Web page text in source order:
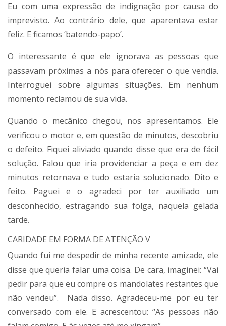
Eu com uma expressão de indignação por causa do
imprevisto. Ao contrário dele, que aparentava estar
feliz. E ficamos ‘batendo-papo’.
O interessante é que ele ignorava as pessoas que
passavam próximas a nós para oferecer o que vendia.
Interroguei sobre algumas situações. Em nenhum
momento reclamou de sua vida.
Quando o mecânico chegou, nos apresentamos. Ele
verificou o motor e, em questão de minutos, descobriu
o defeito. Fiquei aliviado quando disse que era de fácil
solução. Falou que iria providenciar a peça e em dez
minutos retornava e tudo estaria solucionado. Dito e
feito. Paguei e o agradeci por ter auxiliado um
desconhecido, estragando sua folga, naquela gelada
tarde.
CARIDADE EM FORMA DE ATENÇÃO V
Quando fui me despedir de minha recente amizade, ele
disse que queria falar uma coisa. De cara, imaginei: “Vai
pedir para que eu compre os mandolates restantes que
não vendeu”. Nada disso. Agradeceu-me por eu ter
conversado com ele. E acrescentou: “As pessoas não